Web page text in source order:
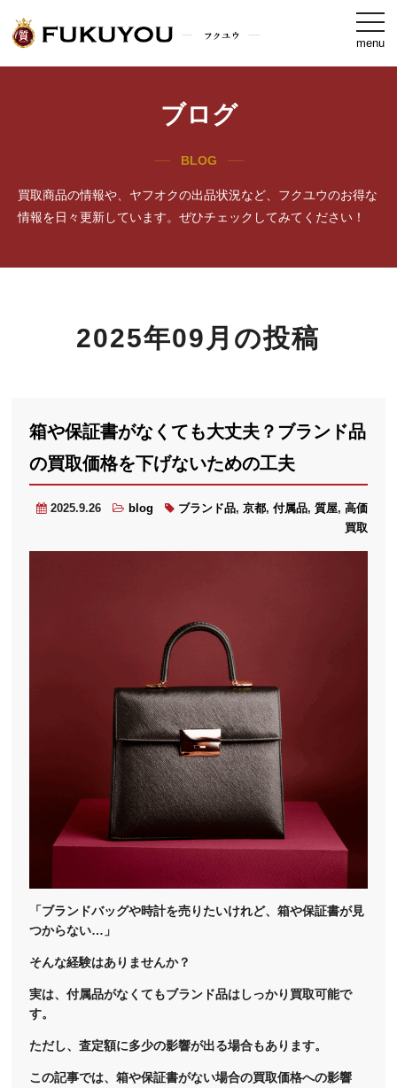
menu
ブログ
BLOG
買取商品の情報や、ヤフオクの出品状況など、フクユウのお得な
情報を日々更新しています。ぜひチェックしてみてください！
2025年09月の投稿
箱や保証書がなくても大丈夫？ブランド品
の買取価格を下げないための工夫
2025.9.26 blog ブランド品, 京都, 付属品, 質屋, 高価
買取
「ブランドバッグや時計を売りたいけれど、箱や保証書が見
つからない…」
そんな経験はありませんか？
実は、付属品がなくてもブランド品はしっかり買取可能で
す。
ただし、査定額に多少の影響が出る場合もあります。
この記事では、箱や保証書がない場合の買取価格への影響